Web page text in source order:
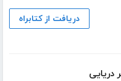
دریافت از کتابراه
دریایی